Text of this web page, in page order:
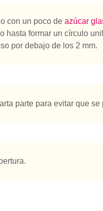
con un poco de azúcar
hasta formar un círculo
por debajo de los 2 mm.
parte para evitar que se